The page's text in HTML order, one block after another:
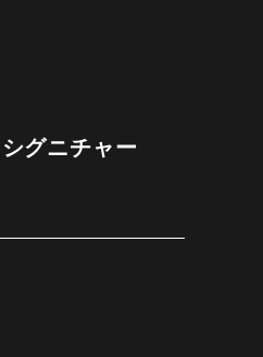
グニチャー